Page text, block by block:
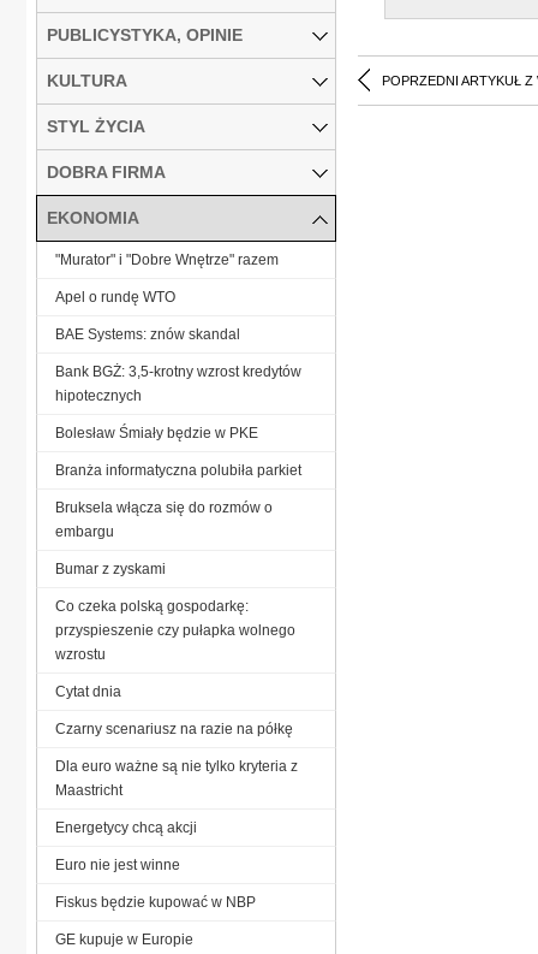
POPRZEDNI ARTYKUŁ Z
PUBLICYSTYKA, OPINIE
KULTURA
STYL ŻYCIA
DOBRA FIRMA
EKONOMIA
"Murator" i "Dobre Wnętrze" razem
Apel o rundę WTO
BAE Systems: znów skandal
Bank BGŻ: 3,5-krotny wzrost kredytów
hipotecznych
Bolesław Śmiały będzie w PKE
Branża informatyczna polubiła parkiet
Bruksela włącza się do rozmów o
embargu
Bumar z zyskami
Co czeka polską gospodarkę:
przyspieszenie czy pułapka wolnego
wzrostu
Cytat dnia
Czarny scenariusz na razie na półkę
Dla euro ważne są nie tylko kryteria z
Maastricht
Energetycy chcą akcji
Euro nie jest winne
Fiskus będzie kupować w NBP
GE kupuje w Europie